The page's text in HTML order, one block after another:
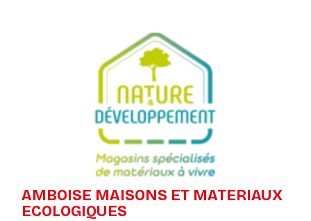
AMBOISE MAISONS ET MATERIAUX
ECOLOGIQUES